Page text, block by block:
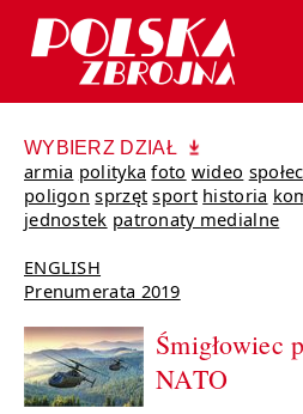
WYBIERZ DZIAŁ
armia polityka foto wideo
poligon sprzęt sport historia
jednostek patronaty medialne
ENGLISH
Prenumerata 2019
Śmigłowiec
NATO